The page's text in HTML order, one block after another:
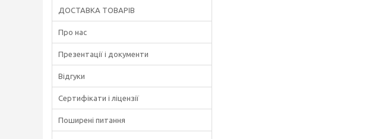
ДОСТАВКА ТОВАРІВ
Про нас
Презентації і документи
Відгуки
Сертифікати і ліцензії
Поширені питання